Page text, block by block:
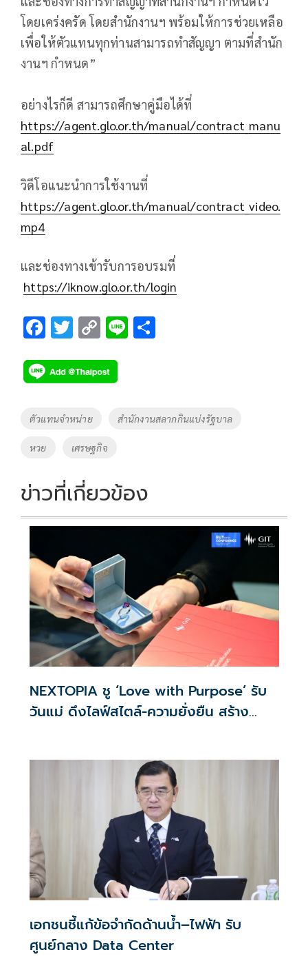
โดยเคร่งครัด โดยสำนักงานฯ พร้อมให้การช่วยเหลือ
เพื่อให้ตัวแทนทุกท่านสามารถทำสัญญา ตามที่สำนัก
งานฯ กำหนด”
อย่างไรก็ดี สามารถศึกษาคู่มือได้ที่
https://agent.glo.or.th/manual/contract_manu
al.pdf
วิดีโอแนะนำการใช้งานที่
https://agent.glo.or.th/manual/contract_video.
mp4
และช่องทางเข้ารับการอบรมที่
https://iknow.glo.or.th/login
F
e
b
o
T
tt
er
C
p
y
Li
n
k
Li
Tags
ตัวแทนจำหน่าย สำนักงานสลากกินแบ่งรัฐบาล
หวย เศรษฐกิจ
ข่าวที่เกี่ยวข้อง
NEXTOPIA ชู ‘Love with Purpose’ รับ
วันแม่ ดึงไลฟ์สไตล์-ความยั่งยืน สร้าง
เอกชนชี้แก้ข้อจำกัดด้านน้ำ–ไฟฟ้า รับ
ศูนย์กลาง Data Center